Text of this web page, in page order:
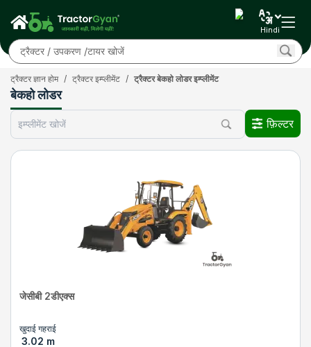
Hindi
बेकहो लोडर
ट्रैक्टर ज्ञान होम / ट्रैक्टर इम्प्लीमेंट / ट्रैक्टर बेकहो लोडर इम्प्लीमेंट
फ़िल्टर
जेसीबी 2डीएक्स
खुदाई गहराई
3.02 m